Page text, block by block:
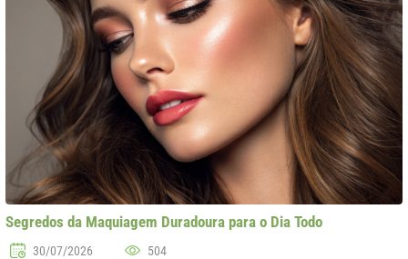
Segredos da Maquiagem Duradoura para o Dia Todo
30/07/2026 504